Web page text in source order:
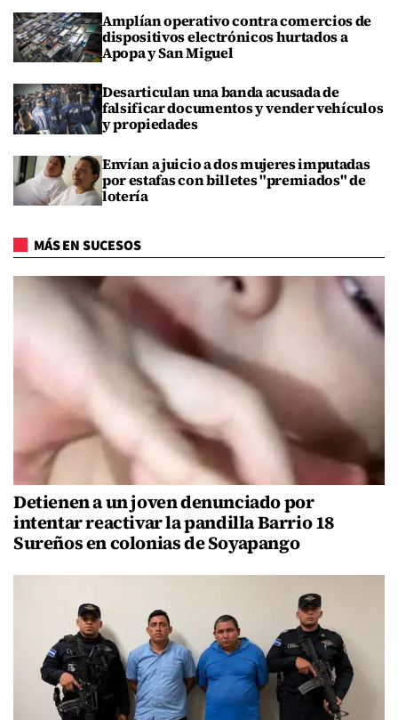
Amplían operativo contra comercios de
dispositivos electrónicos hurtados a
Apopa y San Miguel
Desarticulan una banda acusada de
falsificar documentos y vender vehículos
y propiedades
Envían a juicio a dos mujeres imputadas
por estafas con billetes "premiados" de
lotería
MÁS EN SUCESOS
Detienen a un joven denunciado por
intentar reactivar la pandilla Barrio 18
Sureños en colonias de Soyapango